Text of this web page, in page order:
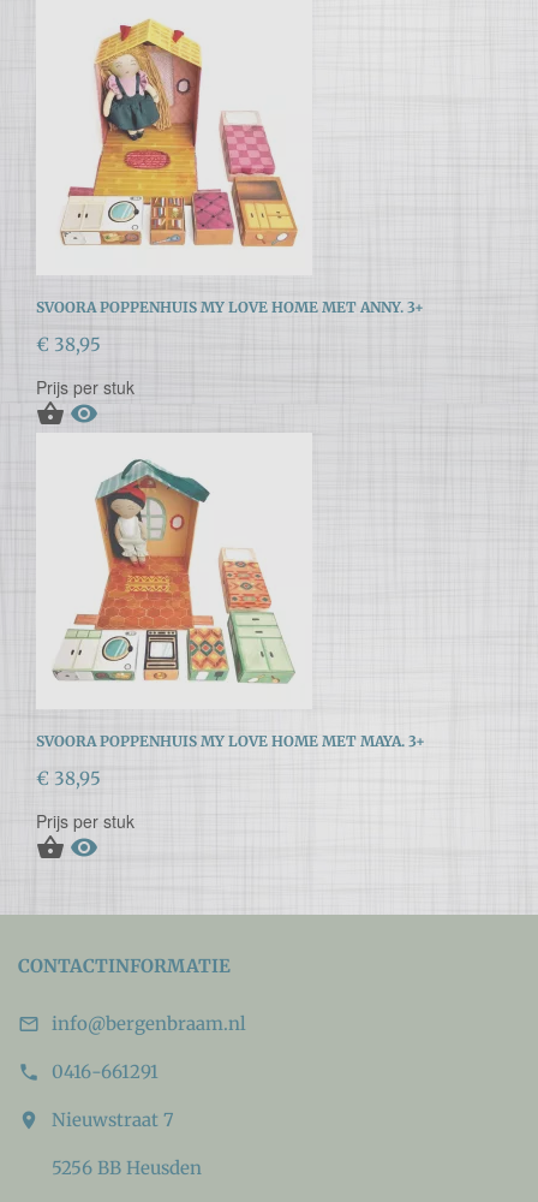
SVOORA POPPENHUIS MY LOVE HOME MET ANNY. 3+
€ 38,95
Prijs per stuk
 
SVOORA POPPENHUIS MY LOVE HOME MET MAYA. 3+
€ 38,95
Prijs per stuk
 
CONTACTINFORMATIE
 info@bergenbraam.nl
 0416-661291
 Nieuwstraat 7
5256 BB Heusden